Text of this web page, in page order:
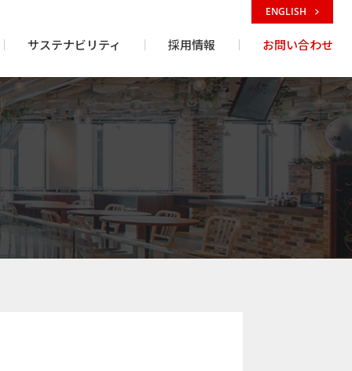
サステナビリティ 採用情報 お問い合わせ
ENGLISH